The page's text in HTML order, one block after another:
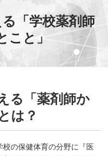
「学校薬剤師
こと」
る「薬剤師か
は？
の保健体育の分野に『医